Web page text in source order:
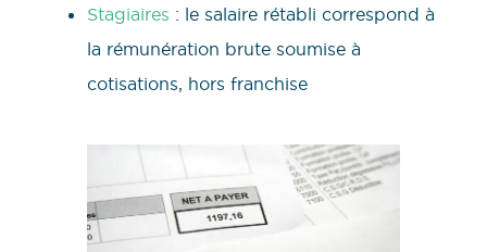
Stagiaires : le salaire rétabli correspond à
la rémunération brute soumise à
cotisations, hors franchise